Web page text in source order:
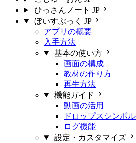
ひっさんノート JP
ぼいすぶっく JP
アプリの概要
入手方法
基本の使い方
画面の構成
教材の作り方
再生方法
機能ガイド
動画の活用
ドロップスシンボル
ログ機能
設定・カスタマイズ